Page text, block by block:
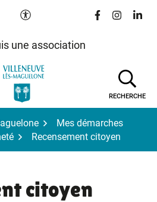
Paramètres d'accessibilité
Lien vers le
Lien vers
Lien
une association
RECHERCHE
Mes démarches
Recensement citoyen
citoyen